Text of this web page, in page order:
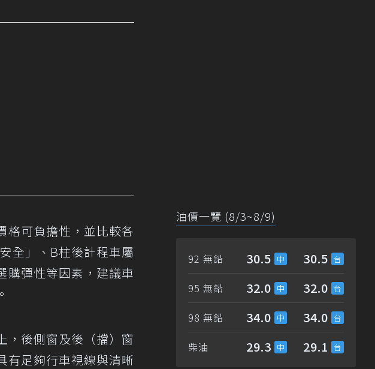
格可負擔性，並比較各
全」、B柱後計程車屬
購彈性等因素，建議車
，後側窗及後（擋）窗
有足夠行車視線與清晰
油價一覽 (8/3~8/9)
92 無鉛 30.5 30.5
95 無鉛 32.0 32.0
98 無鉛 34.0 34.0
柴油 29.3 29.1